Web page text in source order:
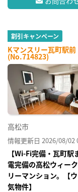
割引キャンペーン
Kマンスリー瓦町駅前
(No.714823)
高松市
情報更新日 2026/08/02
【Wi-Fi完備・瓦町
電完備の高松ウィー
リーマンション。【
気物件】